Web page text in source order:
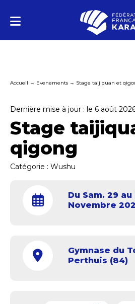
Accueil → Evenements → Stage taijiquan et
Dernière mise à jour : le 6 août
Stage
qigong
Catégorie : Wushu
Du Sam. 29
Novembre
Gymnase du
Perthuis (84)